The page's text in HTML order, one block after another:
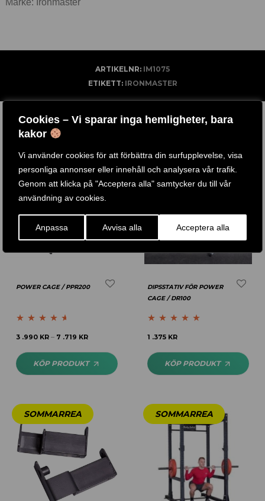
Cookies – Vi sparar inga hemligheter, bara
kakor
Vi använder cookies för att förbättra din surfupplevelse, visa
personliga annonser eller innehåll och analysera vår trafik.
Genom att klicka på "Acceptera alla" samtycker du till vår
användning av cookies.
Anpassa Avvisa alla Acceptera alla
Märke: Ironmaster
ARTIKELNR: IM1075
ETIKETT: IRONMASTER
RELATERADE PRODUKTER
POWER CAGE / PPR200
Betygsatt
3 .990 KR – 7 .719 KR
KÖP PRODUKT
DIPSSTATIV FÖR POWER
CAGE / DR100
Betygsatt
1 .375 KR
KÖP PRODUKT